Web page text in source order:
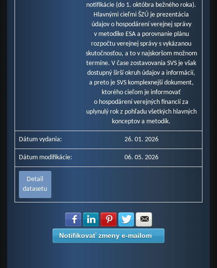
notifikácie (do 1. októbra bežného roka).
Hlavnými cieľmi ŠZÚ je prezentácia
údajov o hospodárení verejnej správy
v metodike ESA a porovnanie plánu
rozpočtu verejnej správy s vykázanou
skutočnosťou, a to v najskoršom možnom
termíne. V čase zostavovania SVS je však
dostupný širší okruh údajov a informácií,
a preto je SVS komplexnejší dokument,
ktorého cieľom je informovať
o hospodárení verejných financií za
uplynulý rok z pohľadu všetkých hlavných
konceptov a metodík.
Dátum vydania: 26. 01. 2026
Dátum modifikácie: 06. 05. 2026
Detail
datasetu
Zdielať na Facebook
Zdielať na LinkedIn
Zdielať na Pinterest
Zdielať na Twitter
Notifikovať zmeny e-mailom